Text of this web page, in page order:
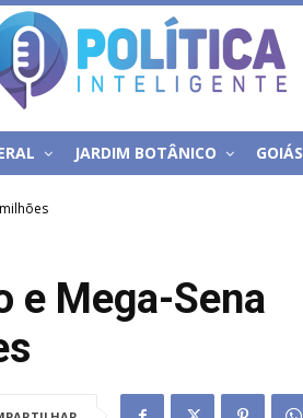
JARDIM BOTÂNICO GOIÁS
e Mega-Sena